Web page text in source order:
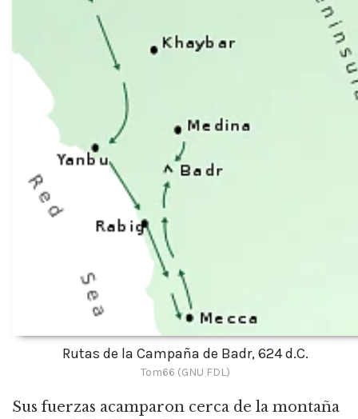
Rutas de la Campaña de Badr, 624 d.C.
Tom66 (GNU FDL)
Sus fuerzas acamparon cerca de la montaña